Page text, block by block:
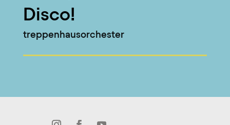
Disco!
treppenhausorchester